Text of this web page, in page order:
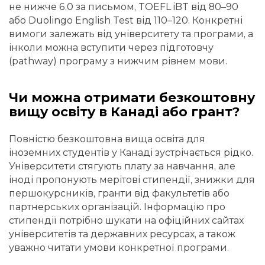
не нижче 6.0 за письмом, TOEFL iBT від 80–90
або Duolingo English Test від 110–120. Конкретні
вимоги залежать від університету та програми, а
інколи можна вступити через підготовчу
(pathway) програму з нижчим рівнем мови.
Чи можна отримати безкоштовну
вищу освіту в Канаді або грант?
Повністю безкоштовна вища освіта для
іноземних студентів у Канаді зустрічається рідко.
Університети стягують плату за навчання, але
іноді пропонують мерітові стипендії, знижки для
першокурсників, гранти від факультетів або
партнерських організацій. Інформацію про
стипендії потрібно шукати на офіційних сайтах
університетів та державних ресурсах, а також
уважно читати умови конкретної програми.